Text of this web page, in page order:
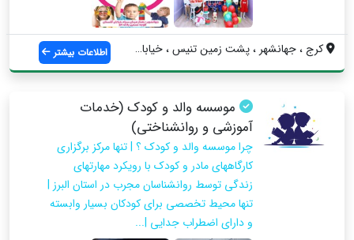
کرج ، جهانشهر ، پشت زمین تنیس ، خیابان ب... اطلاعات بیشتر
موسسه والد و کودک (خدمات
آموزشی و روانشناختی)
چرا موسسه والد و کودک ؟ | تنها مرکز برگزاری
کارگاههای مادر و کودک با رویکرد مهارتهای
زندگی توسط روانشناسان مجرب در استان البرز |
تنها محیط تخصصی برای کودکان بسیار وابسته
و دارای اضطراب جدایی |...